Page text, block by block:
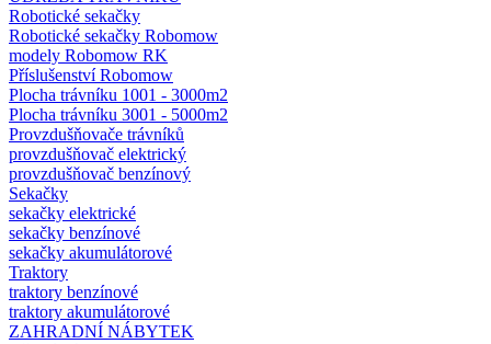
Robotické sekačky
Robotické sekačky Robomow
modely Robomow RK
Příslušenství Robomow
Plocha trávníku 1001 - 3000m2
Plocha trávníku 3001 - 5000m2
Provzdušňovače trávníků
provzdušňovač elektrický
provzdušňovač benzínový
Sekačky
sekačky elektrické
sekačky benzínové
sekačky akumulátorové
Traktory
traktory benzínové
traktory akumulátorové
ZAHRADNÍ NÁBYTEK